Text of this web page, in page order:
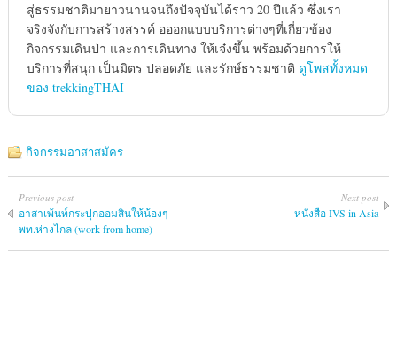
สู่ธรรมชาติมายาวนานจนถึงปัจจุบันได้ราว 20 ปีแล้ว ซึ่งเรา
จริงจังกับการสร้างสรรค์ อออกแบบบริการต่างๆที่เกี่ยวข้อง
กิจกรรมเดินป่า และการเดินทาง ให้เจ๋งขึ้น พร้อมด้วยการให้
บริการที่สนุก เป็นมิตร ปลอดภัย และรักษ์ธรรมชาติ ดูโพสทั้งหมด
ของ trekkingTHAI
กิจกรรมอาสาสมัคร
Previous post
อาสาเพ้นท์กระปุกออมสินให้น้องๆ
พท.ห่างไกล (work from home)
Next post
หนังสือ IVS in Asia